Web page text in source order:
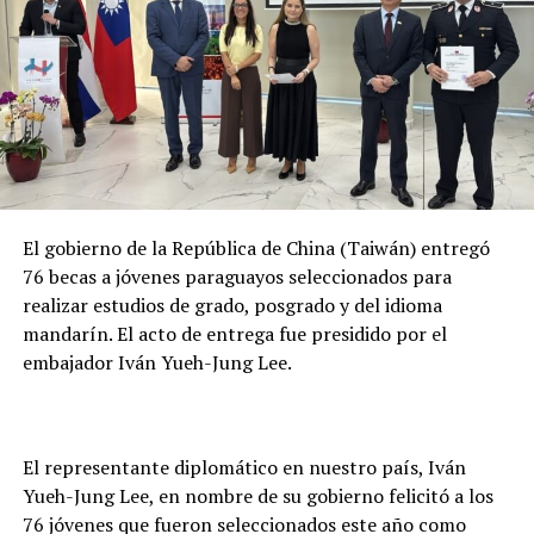
graves a nivel mundial.
Se trata de una enfermedad autolimitada, con una
duración de 3 a 5 días, quedando como una secuela
importante las artralgias, que pueden permanecer
semanas o meses. El manejo del cuadro es sintomático.
El método de prevención de esta y otras enfermedades
vectoriales es la eliminación de criaderos de mosquitos.
TEMAS RELACIONADOS:
MAYARO
OTRO VIRUS TRANSMITIDO POR MOSQUITOS QUE AMENAZA EN
LA REGIÓN
PORTADA
NO SE PIERDA
Instalan moderno sistema para la inspección del Puente
El gobierno de la República de China (Taiwán) entregó
76 becas a jóvenes paraguayos seleccionados para
realizar estudios de grado, posgrado y del idioma
mandarín. El acto de entrega fue presidido por el
embajador Iván Yueh-Jung Lee.
El representante diplomático en nuestro país, Iván
Yueh-Jung Lee, en nombre de su gobierno felicitó a los
76 jóvenes que fueron seleccionados este año como